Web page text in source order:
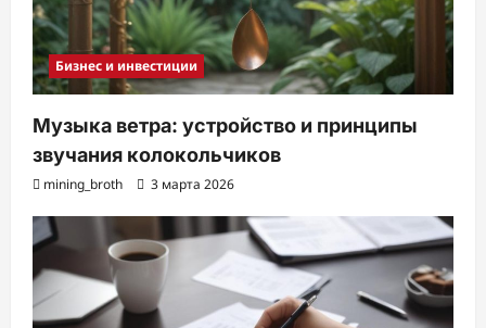
Бизнес и инвестиции
Музыка ветра: устройство и принципы
звучания колокольчиков
mining_broth 3 марта 2026